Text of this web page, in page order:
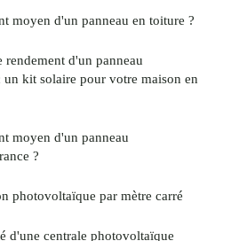
moyen d'un panneau en toiture ?
d'un panneau
kit solaire pour votre maison en
moyen d'un panneau
?
photovoltaïque par mètre carré
d'une centrale photovoltaïque